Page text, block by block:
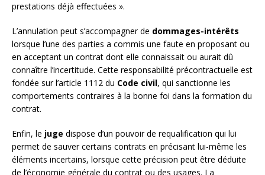
prestations déjà effectuées ».
L’annulation peut s’accompagner de dommages-intérêts
lorsque l’une des parties a commis une faute en proposant ou
en acceptant un contrat dont elle connaissait ou aurait dû
connaître l’incertitude. Cette responsabilité précontractuelle est
fondée sur l’article 1112 du Code civil, qui sanctionne les
comportements contraires à la bonne foi dans la formation du
contrat.
Enfin, le juge dispose d’un pouvoir de requalification qui lui
permet de sauver certains contrats en précisant lui-même les
éléments incertains, lorsque cette précision peut être déduite
de l’économie générale du contrat ou des usages. La